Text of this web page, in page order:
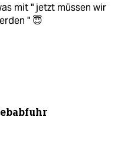
mit " jetzt müssen wir
" 😇